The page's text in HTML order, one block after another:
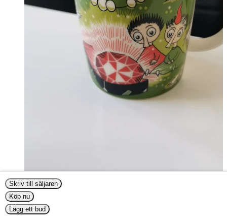
Skriv till säljaren
Köp nu
Lägg ett bud
Thingumy and Bob (2018-)